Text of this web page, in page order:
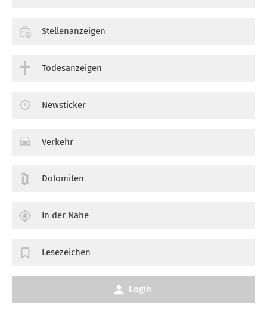
Stellenanzeigen
Todesanzeigen
Newsticker
Verkehr
Dolomiten
In der Nähe
Lesezeichen
Login